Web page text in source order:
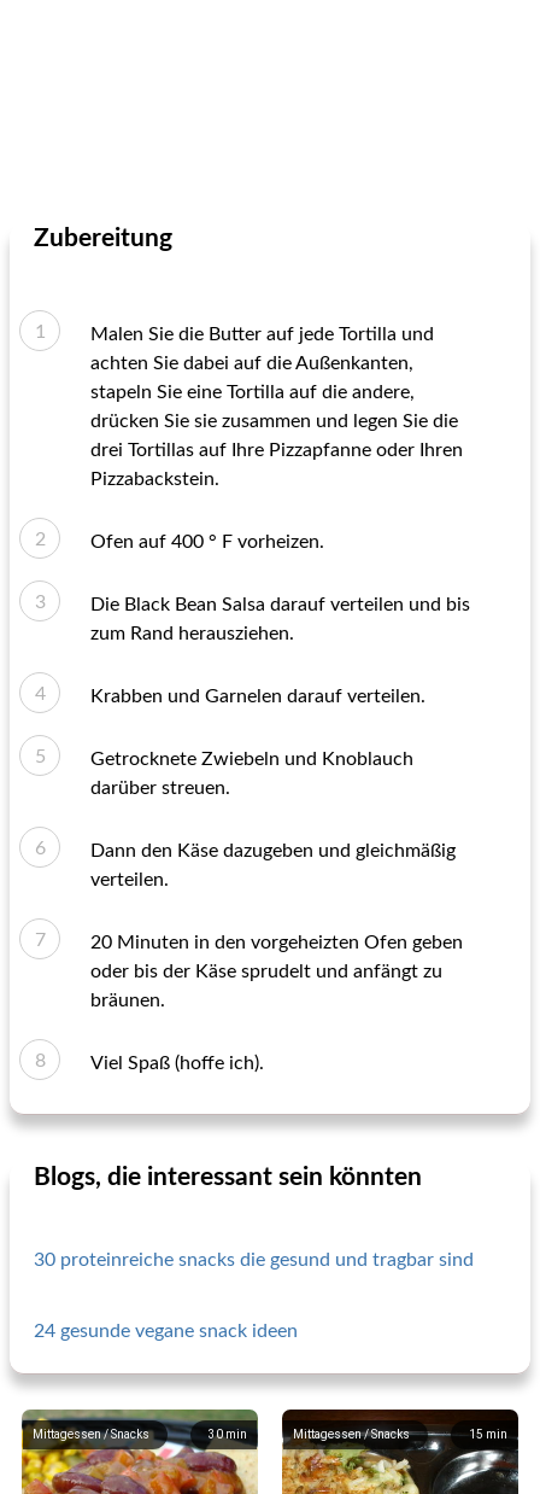
Zubereitung
Malen Sie die Butter auf jede Tortilla und
achten Sie dabei auf die Außenkanten,
stapeln Sie eine Tortilla auf die andere,
drücken Sie sie zusammen und legen Sie die
drei Tortillas auf Ihre Pizzapfanne oder Ihren
Pizzabackstein.
Ofen auf 400 ° F vorheizen.
Die Black Bean Salsa darauf verteilen und bis
zum Rand herausziehen.
Krabben und Garnelen darauf verteilen.
Getrocknete Zwiebeln und Knoblauch
darüber streuen.
Dann den Käse dazugeben und gleichmäßig
verteilen.
20 Minuten in den vorgeheizten Ofen geben
oder bis der Käse sprudelt und anfängt zu
bräunen.
Viel Spaß (hoffe ich).
Blogs, die interessant sein könnten
30 proteinreiche snacks die gesund und tragbar sind
24 gesunde vegane snack ideen
30min
Mittagessen / Snacks 15 min
Mittagessen / Snacks